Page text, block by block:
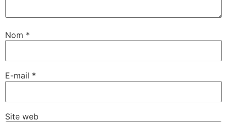
Nom *
E-mail *
Site web